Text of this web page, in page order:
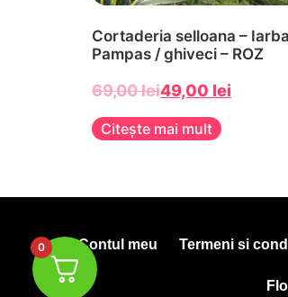
Cortaderia selloana –
Pampas / ghiveci – ROZ
69,00lei49,00 lei
Citește mai mult
Contul meu Termeni si
0